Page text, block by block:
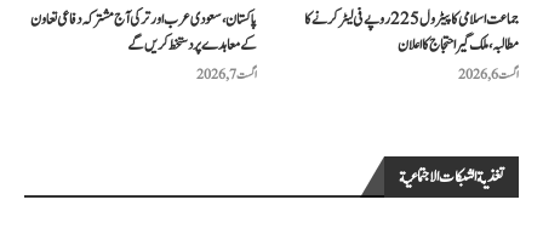
پاکستان، سعودی عرب اور ترکی آج مشترکہ دفاعی تعاون
کے معاہدے پر دستخط کریں گے
اگست 7, 2026
جماعت اسلامی کا پیٹرول 225 روپے فی لیٹر کرنے کا
مطالبہ، ملک گیر احتجاج کا اعلان
اگست 6, 2026
تغذية الشبكات الاجتماعية